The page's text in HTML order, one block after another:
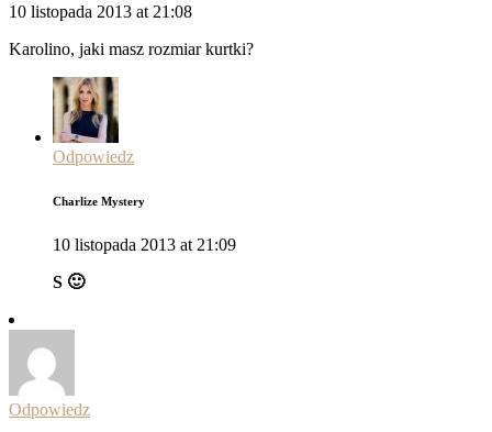
10 listopada 2013 at 21:08
Karolino, jaki masz rozmiar kurtki?
Odpowiedz
Charlize Mystery
10 listopada 2013 at 21:09
S 🙂
Odpowiedz